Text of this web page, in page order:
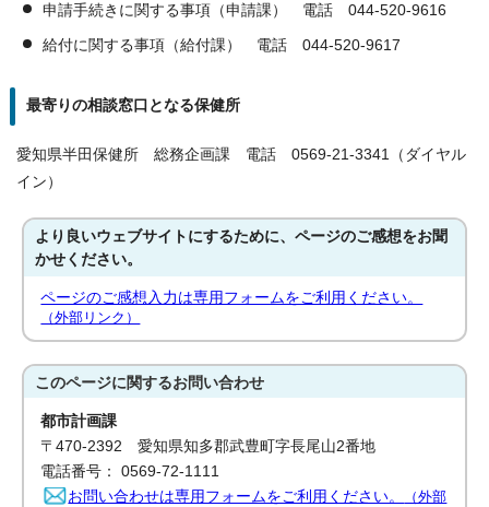
申請手続きに関する事項（申請課） 電話 044-520-9616
給付に関する事項（給付課） 電話 044-520-9617
最寄りの相談窓口となる保健所
愛知県半田保健所 総務企画課 電話 0569-21-3341（ダイヤル
イン）
より良いウェブサイトにするために、ページのご感想をお聞
かせください。
ページのご感想入力は専用フォームをご利用ください。
（外部リンク）
このページに関するお問い合わせ
都市計画課
〒470-2392 愛知県知多郡武豊町字長尾山2番地
電話番号： 0569-72-1111
お問い合わせは専用フォームをご利用ください。
（外部